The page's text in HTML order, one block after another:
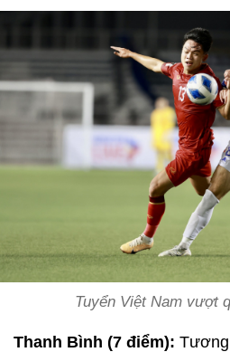
Tuyển Việt Nam vượt
Thanh Bình (7 điểm):